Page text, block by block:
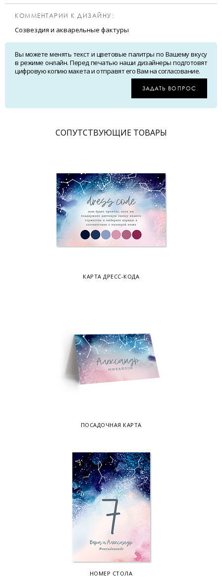
КОММЕНТАРИИ К ДИЗАЙНУ:
Созвездия и акварельные фактуры
Вы можете менять текст и цветовые палитры по Вашему вкусу
в режиме онлайн. Перед печатью наши дизайнеры подготовят
цифровую копию макета и отправят его Вам на согласование.
ЗАДАТЬ ВОПРОС
CОПУТСТВУЮЩИЕ ТОВАРЫ
КАРТА ДРЕСС-КОДА
ПОСАДОЧНАЯ КАРТА
НОМЕР СТОЛА